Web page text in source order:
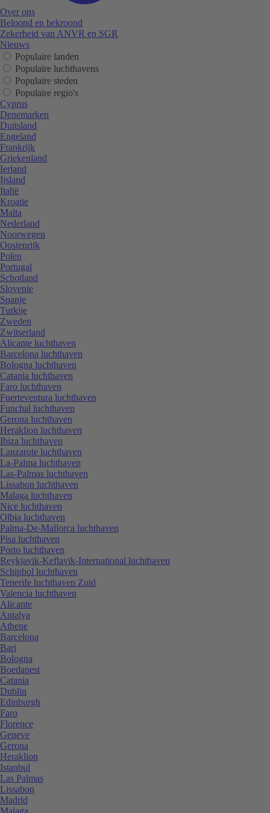
Over ons
Beloond en bekroond
Zekerheid van ANVR en SGR
Nieuws
Populaire landen
Populaire luchthavens
Populaire steden
Populaire regio's
Cyprus
Denemarken
Duitsland
Engeland
Frankrijk
Griekenland
Ierland
Ijsland
Italië
Kroatie
Malta
Nederland
Noorwegen
Oostenrijk
Polen
Portugal
Schotland
Slovenie
Spanje
Turkije
Zweden
Zwitserland
Alicante luchthaven
Barcelona luchthaven
Bologna luchthaven
Catania luchthaven
Faro luchthaven
Fuerteventura luchthaven
Funchal luchthaven
Gerona luchthaven
Heraklion luchthaven
Ibiza luchthaven
Lanzarote luchthaven
La-Palma luchthaven
Las-Palmas luchthaven
Lissabon luchthaven
Malaga luchthaven
Nice luchthaven
Olbia luchthaven
Palma-De-Mallorca luchthaven
Pisa luchthaven
Porto luchthaven
Reykjavik-Keflavik-International luchthaven
Schiphol luchthaven
Tenerife luchthaven Zuid
Valencia luchthaven
Alicante
Antalya
Athene
Barcelona
Bari
Bologna
Boedapest
Catania
Dublin
Edinburgh
Faro
Florence
Geneve
Gerona
Heraklion
Istanbul
Las Palmas
Lissabon
Madrid
Malaga